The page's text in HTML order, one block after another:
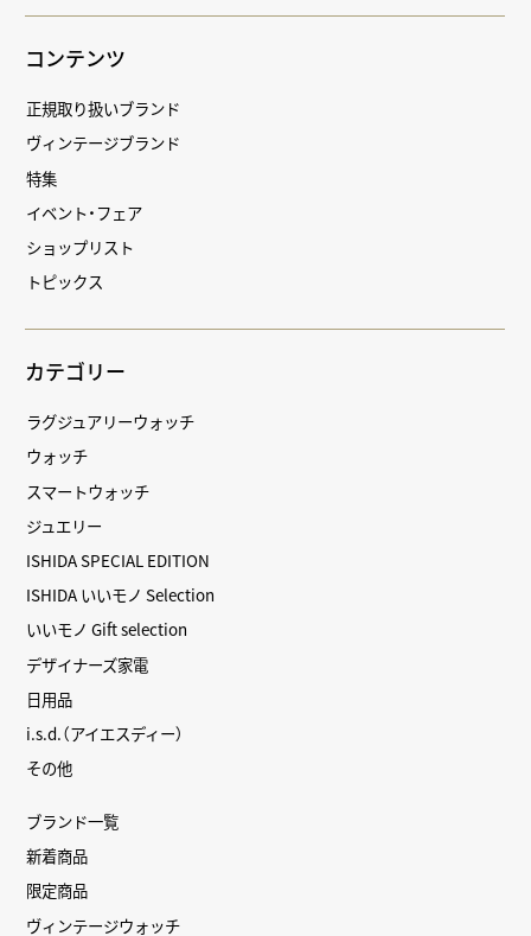
コンテンツ
正規取り扱いブランド
ヴィンテージブランド
特集
イベント・フェア
ショップリスト
トピックス
カテゴリー
ラグジュアリーウォッチ
ウォッチ
スマートウォッチ
ジュエリー
ISHIDA SPECIAL EDITION
ISHIDA いいモノ Selection
いいモノ Gift selection
デザイナーズ家電
日用品
i.s.d.（アイエスディー）
その他
ブランド一覧
新着商品
限定商品
ヴィンテージウォッチ